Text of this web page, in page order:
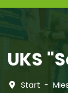
UKS
Start